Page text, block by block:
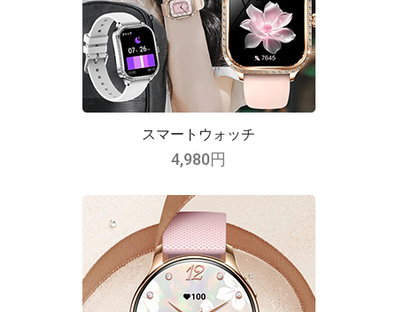
スマートウォッチ
4,980円